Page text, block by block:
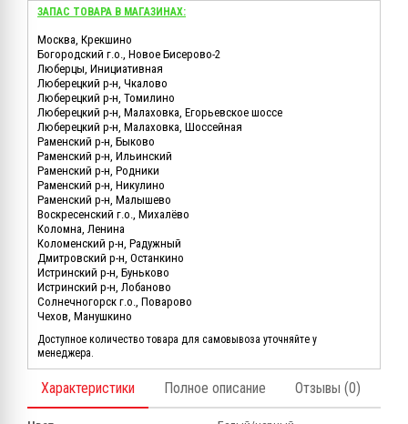
ЗАПАС ТОВАРА В МАГАЗИНАХ:
Москва, Крекшино
Богородский г.о., Новое Бисерово-2
Люберцы, Инициативная
Люберецкий р-н, Чкалово
Люберецкий р-н, Томилино
Люберецкий р-н, Малаховка, Егорьевское шоссе
Люберецкий р-н, Малаховка, Шоссейная
Раменский р-н, Быково
Раменский р-н, Ильинский
Раменский р-н, Родники
Раменский р-н, Никулино
Раменский р-н, Малышево
Воскресенский г.о., Михалёво
Коломна, Ленина
Коломенский р-н, Радужный
Дмитровский р-н, Останкино
Истринский р-н, Буньково
Истринский р-н, Лобаново
Солнечногорск г.о., Поварово
Чехов, Манушкино
Доступное количество товара для самовывоза уточняйте у
менеджера.
Характеристики Полное описание Отзывы (0)